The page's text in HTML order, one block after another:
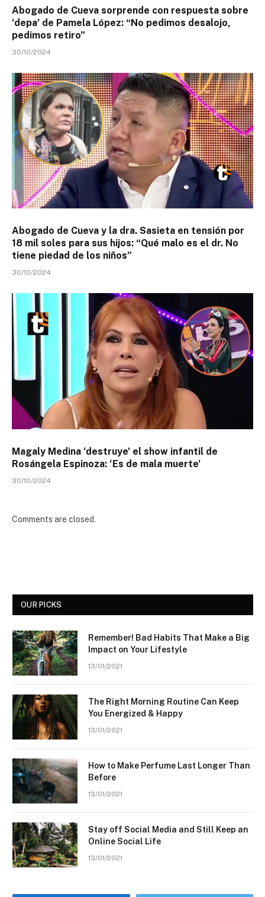
Abogado de Cueva sorprende con respuesta sobre
‘depa’ de Pamela López: “No pedimos desalojo,
pedimos retiro”
30/10/2024
Abogado de Cueva y la dra. Sasieta en tensión por
18 mil soles para sus hijos: “Qué malo es el dr. No
tiene piedad de los niños”
30/10/2024
Magaly Medina ‘destruye’ el show infantil de
Rosángela Espinoza: ‘Es de mala muerte’
30/10/2024
Comments are closed.
OUR PICKS
Remember! Bad Habits That Make a Big
Impact on Your Lifestyle
13/01/2021
The Right Morning Routine Can Keep
You Energized & Happy
13/01/2021
How to Make Perfume Last Longer Than
Before
13/01/2021
Stay off Social Media and Still Keep an
Online Social Life
13/01/2021